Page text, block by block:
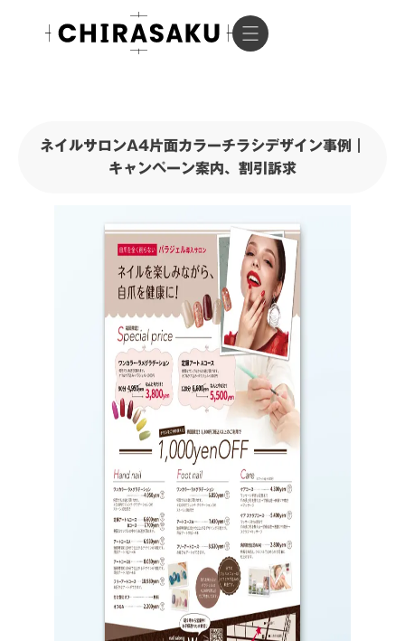
ネイルサロンA4片面カラーチラシデザイン事例｜
キャンペーン案内、割引訴求